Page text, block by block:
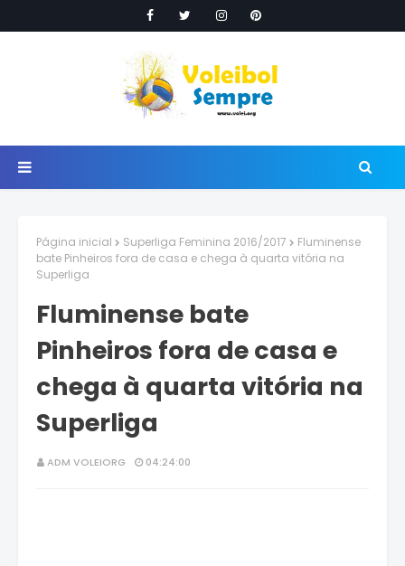
Página inicial Superliga Feminina 2016/2017
Fluminense
bate Pinheiros fora de casa e chega à quarta vitória na
Superliga
Fluminense bate
Pinheiros fora de casa e
chega à quarta vitória na
Superliga
ADM VOLEIORG 04:24:00